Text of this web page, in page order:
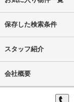
保存した検索条件
スタッフ紹介
会社概要